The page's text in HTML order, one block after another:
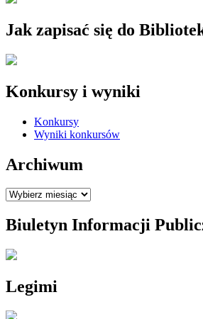
Jak zapisać się do
Konkursy i wyniki
Konkursy
Wyniki konkursów
Archiwum
Archiwum
Biuletyn Informacji
Legimi